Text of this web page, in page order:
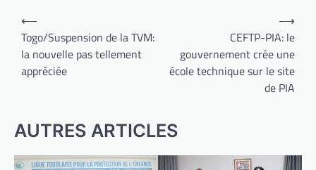
Navigation
de
l’article
⟵
Togo/Suspension de la TVM:
la nouvelle pas tellement
appréciée
CEFTP-PIA: le
gouvernement crée une
école technique sur le site
de PIA
⟶
AUTRES ARTICLES